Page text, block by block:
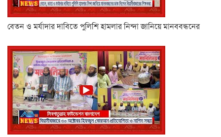
বেতন ও মর্যাদার দাবিতে পুলিশি হামলার নিন্দা জানিয়ে মানববন্ধনের